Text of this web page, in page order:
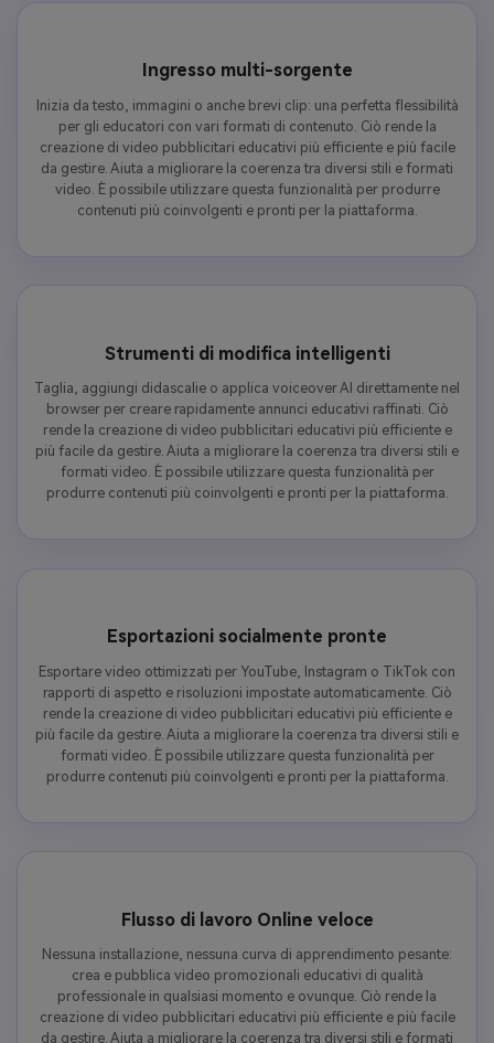
Ingresso multi-sorgente
Inizia da testo, immagini o anche brevi clip: una perfetta flessibilità
per gli educatori con vari formati di contenuto. Ciò rende la
creazione di video pubblicitari educativi più efficiente e più facile
da gestire. Aiuta a migliorare la coerenza tra diversi stili e formati
video. È possibile utilizzare questa funzionalità per produrre
contenuti più coinvolgenti e pronti per la piattaforma.
Strumenti di modifica intelligenti
Taglia, aggiungi didascalie o applica voiceover AI direttamente nel
browser per creare rapidamente annunci educativi raffinati. Ciò
rende la creazione di video pubblicitari educativi più efficiente e
più facile da gestire. Aiuta a migliorare la coerenza tra diversi stili e
formati video. È possibile utilizzare questa funzionalità per
produrre contenuti più coinvolgenti e pronti per la piattaforma.
Esportazioni socialmente pronte
Esportare video ottimizzati per YouTube, Instagram o TikTok con
rapporti di aspetto e risoluzioni impostate automaticamente. Ciò
rende la creazione di video pubblicitari educativi più efficiente e
più facile da gestire. Aiuta a migliorare la coerenza tra diversi stili e
formati video. È possibile utilizzare questa funzionalità per
produrre contenuti più coinvolgenti e pronti per la piattaforma.
Flusso di lavoro Online veloce
Nessuna installazione, nessuna curva di apprendimento pesante:
crea e pubblica video promozionali educativi di qualità
professionale in qualsiasi momento e ovunque. Ciò rende la
creazione di video pubblicitari educativi più efficiente e più facile
da gestire. Aiuta a migliorare la coerenza tra diversi stili e formati